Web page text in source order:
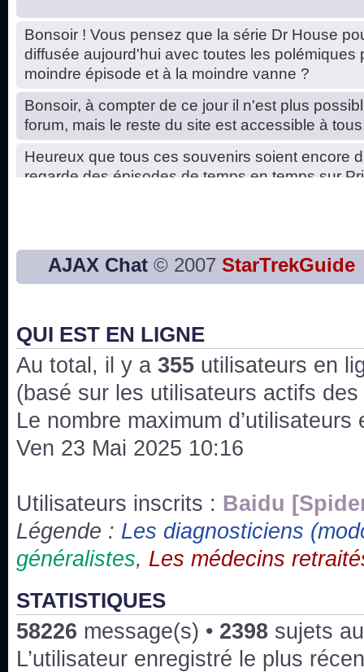
Bonsoir ! Vous pensez que la série Dr House
diffusée aujourd'hui avec toutes les polémiques
moindre épisode et à la moindre vanne ?
Bonsoir, à compter de ce jour il n'est plus
forum, mais le reste du site est accessible à
Heureux que tous ces souvenirs soient encore
regarde des épisodes de temps en temps sur
Bon, 2020, ça n'a pas trop marché. JE vous
issus des saisons 6; 7 et 8 !
Bonne année 2020 !
Bonne année 2019 !
Joyeux Noël !
Bonne année tout le monde !
Un peu de ménage, spams supprimés. Depuis
chaines françaises diffusent House, HD1 et
3x24 Human Error mais je suis pas sur
Bonjour j'aimerais que l'on m'aide à trouver un
qu'une personne fait un arrêt cardiaque mais
AJAX Chat © 2007 StarTrekGuide
QUI EST EN LIGNE
Au total, il y a 355 utilisateurs en
(basé sur les utilisateurs actifs
Le nombre maximum
Ven 23 Mai 2025 10:16
Utilisateurs inscrits : Baidu
Légende : Les diagnosticiens
généralistes, Les médecins
STATISTIQUES
58226 message(s) • 2398 sujets
L’utilisateur enregistré le plus